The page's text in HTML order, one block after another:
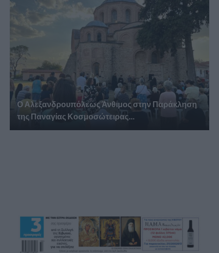
Ο Αλεξανδρουπόλεως Άνθιμος στην Παράκληση
της Παναγίας Κοσμοσώτειρας...